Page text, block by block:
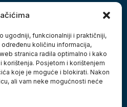
ugodniji, funkcionalniji i praktičniji,
količinu informacija,
stranica radila optimalno i kako
Posjetom i korištenjem
koje je moguće i blokirati. Nakon
ali vam neke mogućnosti neće